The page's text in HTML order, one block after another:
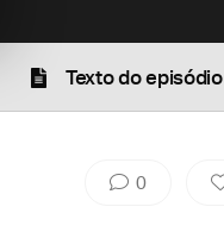
Texto do episódio
0